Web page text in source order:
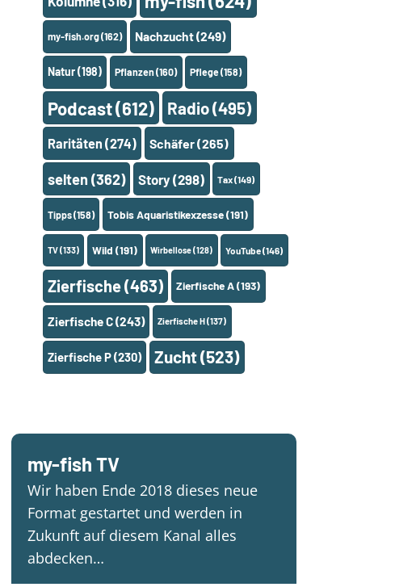
my-fish.org(162) Nachzucht(249)
Natur(198) Pflanzen(160) Pflege(158)
Podcast(612) Radio(495)
Raritäten (274) Schäfer(265)
selten (362) Story (298) Tax(149)
Tipps(158) Tobis Aquaristikexzesse(191)
TV(133) Wild (191) Wirbellose(128) YouTube(146)
Zierfische(463) Zierfische A(193)
Zierfische C(243) Zierfische H(137)
Zierfische P(230) Zucht(523)
my-fish TV
Wir haben Ende 2018 dieses neue
Format gestartet und werden in
Zukunft auf diesem Kanal alles
abdecken…